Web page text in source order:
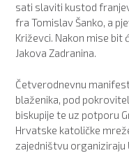
sati slaviti kustod
fra Tomislav Šanko, a
Križevci. Nakon mise bit
Jakova Zadranina.
Četverodnevnu
blaženika, pod
biskupije te uz potporu
Hrvatske katoličke
zajedništvu organiziraju